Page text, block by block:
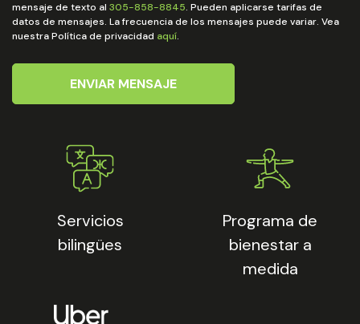
Servicios
bilingües
mensaje de texto al 305-858-8845. Pueden aplicarse tarifas de
datos de mensajes. La frecuencia de los mensajes puede variar. Vea
nuestra Política de privacidad aquí.
ENVIAR MENSAJE
Programa de
bienestar a
medida